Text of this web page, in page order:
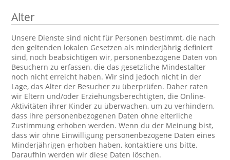
Alter
Unsere Dienste sind nicht für Personen bestimmt, die nach
den geltenden lokalen Gesetzen als minderjährig definiert
sind, noch beabsichtigen wir, personenbezogene Daten von
Besuchern zu erfassen, die das gesetzliche Mindestalter
noch nicht erreicht haben. Wir sind jedoch nicht in der
Lage, das Alter der Besucher zu überprüfen. Daher raten
wir Eltern und/oder Erziehungsberechtigten, die Online-
Aktivitäten ihrer Kinder zu überwachen, um zu verhindern,
dass ihre personenbezogenen Daten ohne elterliche
Zustimmung erhoben werden. Wenn du der Meinung bist,
dass wir ohne Einwilligung personenbezogene Daten eines
Minderjährigen erhoben haben, kontaktiere uns bitte.
Daraufhin werden wir diese Daten löschen.